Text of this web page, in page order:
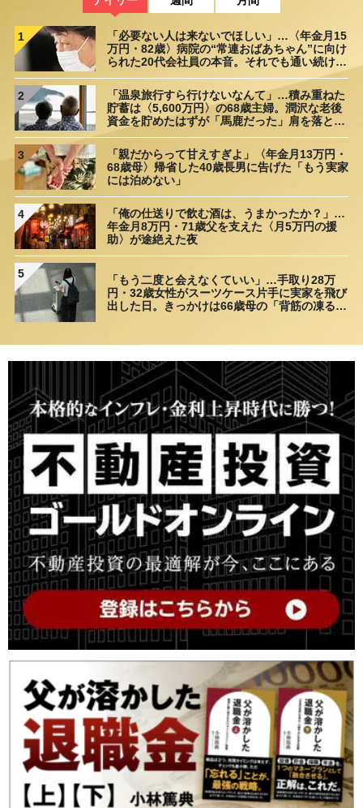
1
「必要ない人は来ないでほしい」…〈年金月15
万円・82歳〉病院の“常連おばあちゃん”に向け
られた20代会社員の本音。それでも通い続ける
2
「温泉旅行すら行けないなんて」…積み重ねた
貯蓄は〈5,600万円〉の68歳主婦。潤沢な老後
資金を貯めたはずが「馬鹿だった」肩を落とす
3
「親だからって甘えすぎよ」〈年金月13万円・
68歳母〉帰省した40歳長男に告げた「もう実家
には泊めない」
4
「俺の仕送りで飲む酒は、うまかったか？」…
年金月8万円・71歳父を支えた〈月5万円の援
助〉が途絶えた夜
5
「もう二度と会えなくていい」…手取り28万
円・32歳女性がスーツケース片手に実家を飛び
出した日。きっかけは66歳母の「背筋の凍る一